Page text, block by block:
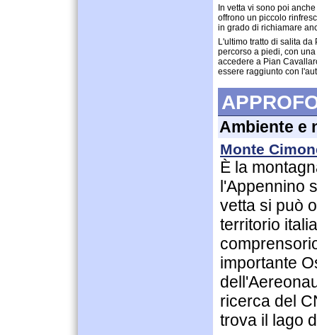
In vetta vi sono poi
offrono un piccolo
in grado di richiamare
L'ultimo tratto di salita
percorso a piedi, con
accedere a Pian
essere raggiunto con
Ambiente e
Monte
È la
l'Appennino
vetta si può
territorio
importante
ricerca del
trova il lago